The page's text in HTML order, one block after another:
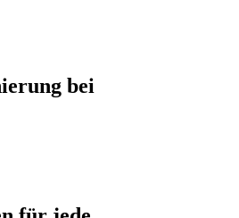
bei